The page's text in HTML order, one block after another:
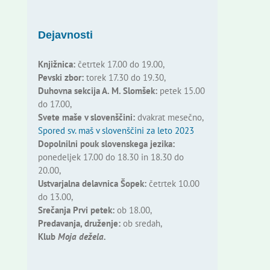
Dejavnosti
Knjižnica:četrtek 17.00 do 19.00,
Pevski zbor:torek 17.30 do 19.30,
Duhovna sekcija A. M. Slomšek:petek 15.00
do 17.00,
Svete maše v slovenščini:dvakrat mesečno,
Spored sv. maš v slovenščini za leto 2023
Dopolnilni pouk slovenskega jezika:
ponedeljek 17.00 do 18.30 in 18.30 do
20.00,
Ustvarjalna delavnica Šopek:četrtek 10.00
do 13.00,
Srečanja Prvi petek:ob 18.00,
Predavanja, druženje:ob sredah,
Klub Moja dežela.